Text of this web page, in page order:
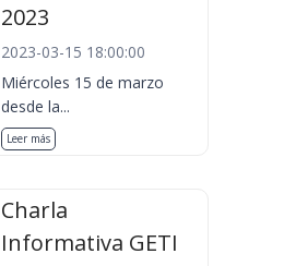
2023
2023-03-15 18:00:00
Miércoles 15 de marzo
desde la...
Leer más
Charla
Informativa GETI